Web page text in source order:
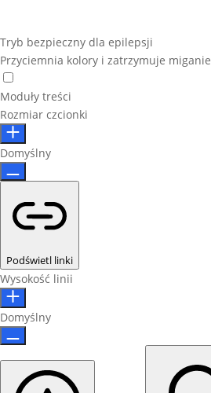
Tryb bezpieczny dla epilepsji
Przyciemnia kolory i zatrzymuje miganie
Moduły treści
Rozmiar czcionki
Domyślny
Podświetl linki
Wysokość linii
Domyślny